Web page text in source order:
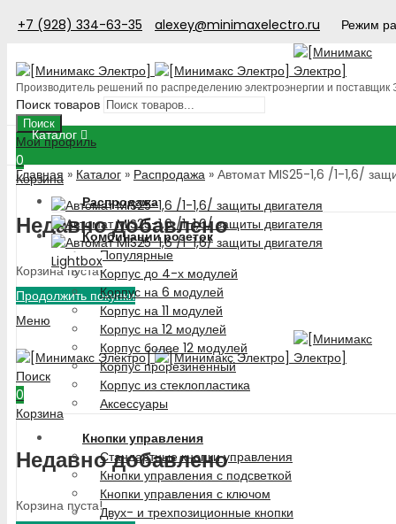
+7 (928) 334-63-35 alexey@minimaxelectro.ru Режим
Производитель решений по распределению электроэнергии и поставщик
Поиск товаров
Поиск
Мой профиль
0
Корзина
Недавно добавлено
Корзина пуста!
Продолжить покупки
Меню
Поиск
0
Корзина
Недавно добавлено
Корзина пуста!
Каталог
Распродажа
Комбинации розеток
Популярные
Корпус до 4-х модулей
Корпус на 6 модулей
Корпус на 11 модулей
Корпус на 12 модулей
Корпус более 12 модулей
Корпус прорезиненный
Корпус из стеклопластика
Аксессуары
Кнопки управления
Стандартные кнопки управления
Кнопки управления с подсветкой
Кнопки управления с ключом
Двух- и трехпозиционные кнопки
Главная » Каталог » Распродажа » Автомат MIS25-1,6 /1-1,6/
Lightbox